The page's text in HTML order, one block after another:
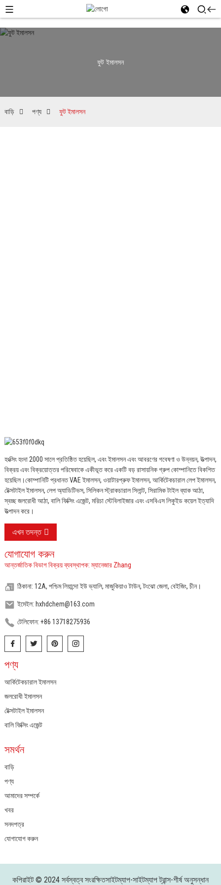
ফুট ইমালসন
বাড়ি পণ্য ফুট ইমালসন
হংক্সিং হংদা 2000 সালে প্রতিষ্ঠিত হয়েছিল, এবং ইমালসন এবং আবরণের গবেষণা ও উন্নয়ন, উত্পাদন,
বিক্রয় এবং বিক্রয়োত্তর পরিষেবাকে একীভূত করে একটি বড় রাসায়নিক গ্রুপ কোম্পানিতে বিকশিত
হয়েছিল।কোম্পানিটি প্রধানত VAE ইমালসন, ওয়াটারপ্রুফ ইমালসন, আর্কিটেকচারাল লেপ ইমালসন,
টেক্সটাইল ইমালসন, লেপ অ্যাডিটিভস, সিলিকন স্ট্রাকচারাল সিলান্ট, সিরামিক টাইল ব্যাক আঠা,
স্বচ্ছ জলরোধী আঠা, বালি ফিক্সিং এজেন্ট, মরিচা স্টেবিলাইজার এবং এসবিএস লিকুইড কয়েল ইত্যাদি
উত্পাদন করে।
এখন তদন্ত
যোগাযোগ করুন
আন্তর্জাতিক বিভাগ বিক্রয় ব্যবস্থাপক: ম্যানেজার Zhang
ঠিকানা: 12A, পশ্চিম লিয়ান্দো ইউ ভ্যালি, মাজুকিয়াও টাউন, টংঝো জেলা, বেইজিং, চীন।
ইমেইল: hxhdchem@163.com
টেলিফোন: +86 13718275936
পণ্য
আর্কিটেকচারাল ইমালসন
জলরোধী ইমালসন
টেক্সটাইল ইমালসন
বালি ফিক্সিং এজেন্ট
সমর্থন
বাড়ি
পণ্য
আমাদের সম্পর্কে
খবর
সনদপত্র
যোগাযোগ করুন
কপিরাইট © 2024 সর্বস্বত্ব সংরক্ষিতসাইটম্যাপ-সাইটম্যাপ ট্রান্স-শীর্ষ অনুসন্ধান